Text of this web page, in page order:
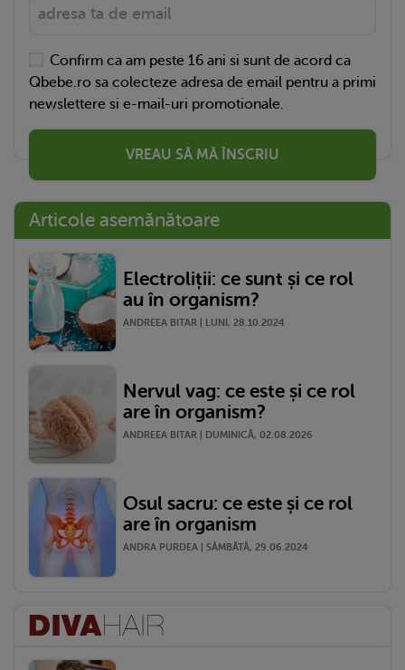
Confirm ca am peste 16 ani si sunt de acord ca
Qbebe.ro sa colecteze adresa de email pentru a primi
newslettere si e-mail-uri promotionale.
VREAU SĂ MĂ ÎNSCRIU
Articole asemănătoare
Electroliții: ce sunt și ce rol
au în organism?
ANDREEA BITAR | LUNI, 28.10.2024
Nervul vag: ce este și ce rol
are în organism?
ANDREEA BITAR | DUMINICĂ, 02.08.2026
Osul sacru: ce este și ce rol
are în organism
ANDRA PURDEA | SÂMBĂTĂ, 29.06.2024